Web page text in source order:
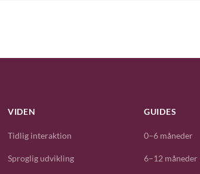
VIDEN
Tidlig interaktion
Sproglig udvikling
GUIDES
0–6 måneder
6–12 måneder